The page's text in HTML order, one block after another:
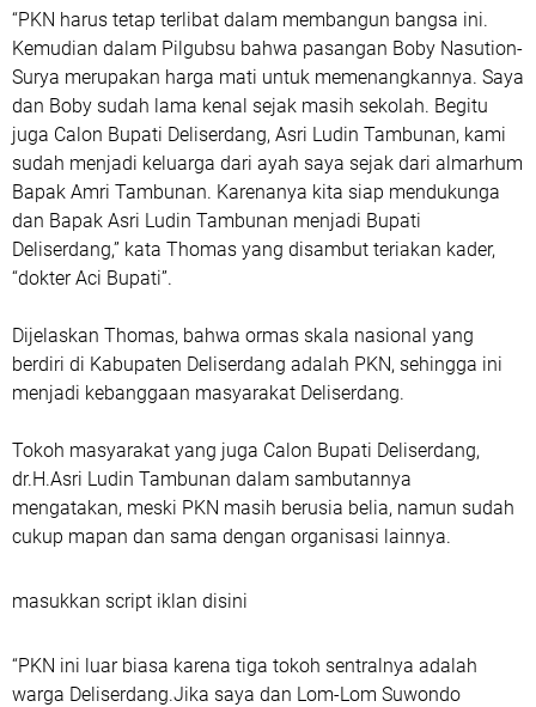
“PKN harus tetap terlibat dalam membangun bangsa ini.
Kemudian dalam Pilgubsu bahwa pasangan Boby Nasution-
Surya merupakan harga mati untuk memenangkannya. Saya
dan Boby sudah lama kenal sejak masih sekolah. Begitu
juga Calon Bupati Deliserdang, Asri Ludin Tambunan, kami
sudah menjadi keluarga dari ayah saya sejak dari almarhum
Bapak Amri Tambunan. Karenanya kita siap mendukunga
dan Bapak Asri Ludin Tambunan menjadi Bupati
Deliserdang,” kata Thomas yang disambut teriakan kader,
“dokter Aci Bupati”.
Dijelaskan Thomas, bahwa ormas skala nasional yang
berdiri di Kabupaten Deliserdang adalah PKN, sehingga ini
menjadi kebanggaan masyarakat Deliserdang.
Tokoh masyarakat yang juga Calon Bupati Deliserdang,
dr.H.Asri Ludin Tambunan dalam sambutannya
mengatakan, meski PKN masih berusia belia, namun sudah
cukup mapan dan sama dengan organisasi lainnya.
masukkan script iklan disini
“PKN ini luar biasa karena tiga tokoh sentralnya adalah
warga Deliserdang.Jika saya dan Lom-Lom Suwondo